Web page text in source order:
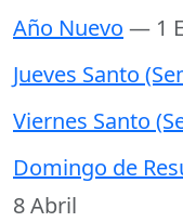
Año Nuevo — 1
Jueves Santo
Viernes Santo
Domingo de
8 Abril